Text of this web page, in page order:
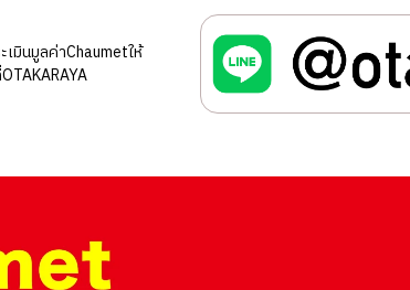
มินมูลค่าChaumetให้